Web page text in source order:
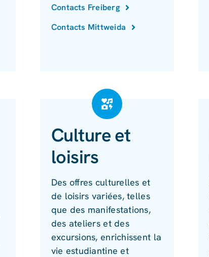
Contacts Freiberg
Contacts Mittweida
Culture et
loisirs
Des offres culturelles et
de loisirs variées, telles
que des manifestations,
des ateliers et des
excursions, enrichissent la
vie estudiantine et